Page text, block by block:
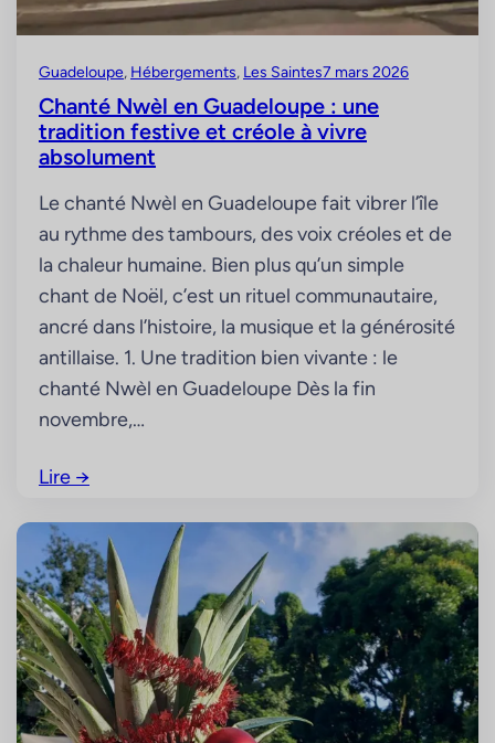
Guadeloupe, Hébergements, Les Saintes7 mars 2026
Chanté Nwèl en Guadeloupe : une
tradition festive et créole à vivre
absolument
Le chanté Nwèl en Guadeloupe fait vibrer l’île
au rythme des tambours, des voix créoles et de
la chaleur humaine. Bien plus qu’un simple
chant de Noël, c’est un rituel communautaire,
ancré dans l’histoire, la musique et la générosité
antillaise. 1. Une tradition bien vivante : le
chanté Nwèl en Guadeloupe Dès la fin
novembre,…
Lire →